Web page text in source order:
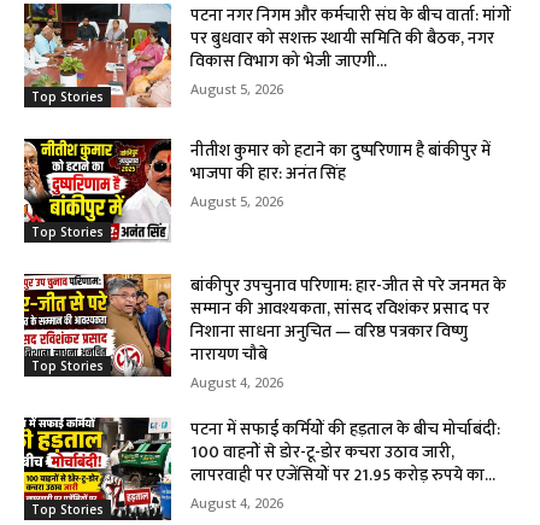
Top Stories
पटना नगर निगम और कर्मचारी संघ के बीच वार्ता: मांगों
पर बुधवार को सशक्त स्थायी समिति की बैठक, नगर
विकास विभाग को भेजी जाएगी...
August 5, 2026
Top Stories
नीतीश कुमार को हटाने का दुष्परिणाम है बांकीपुर में
भाजपा की हार: अनंत सिंह
August 5, 2026
Top Stories
बांकीपुर उपचुनाव परिणाम: हार-जीत से परे जनमत के
सम्मान की आवश्यकता, सांसद रविशंकर प्रसाद पर
निशाना साधना अनुचित — वरिष्ठ पत्रकार विष्णु
नारायण चौबे
August 4, 2026
Top Stories
पटना में सफाई कर्मियों की हड़ताल के बीच मोर्चाबंदी:
100 वाहनों से डोर-टू-डोर कचरा उठाव जारी,
लापरवाही पर एजेंसियों पर 21.95 करोड़ रुपये का...
August 4, 2026